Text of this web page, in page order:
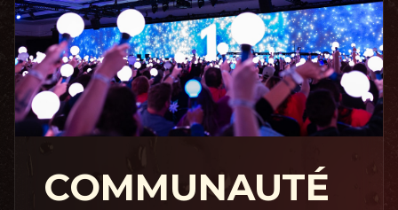
COMMUNAUTÉ